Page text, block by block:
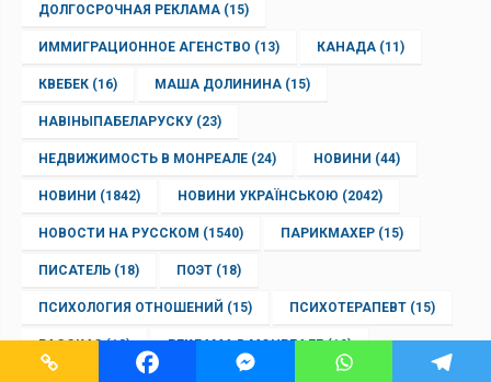
ДОЛГОСРОЧНАЯ РЕКЛАМА (15)
ИММИГРАЦИОННОЕ АГЕНСТВО (13) КАНАДА (11)
КВЕБЕК (16) МАША ДОЛИНИНА (15)
НАВІНЫПАБЕЛАРУСКУ (23)
НЕДВИЖИМОСТЬ В МОНРЕАЛЕ (24) НОВИНИ (44)
НОВИНИ (1842) НОВИНИ УКРАЇНСЬКОЮ (2042)
НОВОСТИ НА РУССКОМ (1540) ПАРИКМАХЕР (15)
ПИСАТЕЛЬ (18) ПОЭТ (18)
ПСИХОЛОГИЯ ОТНОШЕНИЙ (15) ПСИХОТЕРАПЕВТ (15)
РАССКАЗ(13) РЕКЛАМА В МОНРЕАЛЕ(19)